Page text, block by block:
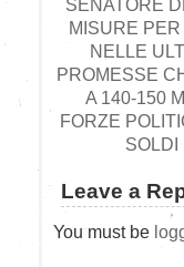
SENATORE
MISURE
NELLE
PROMESSE
A 140-150
FORZE
Leave a
You must be